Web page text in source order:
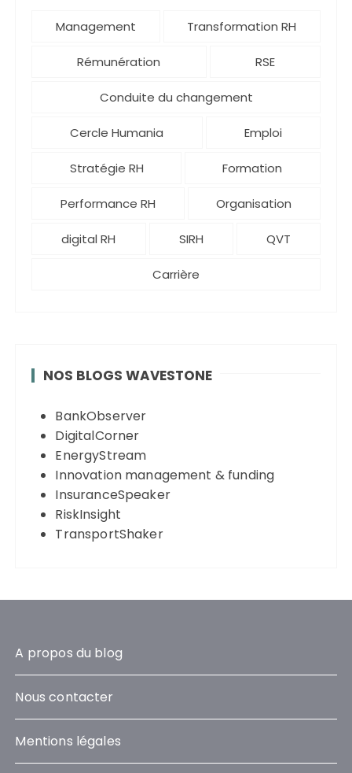
Management Transformation RH
Rémunération RSE
Conduite du changement
Cercle Humania Emploi
Stratégie RH Formation
Performance RH Organisation
digital RH SIRH QVT
Carrière
NOS BLOGS WAVESTONE
BankObserver
DigitalCorner
EnergyStream
Innovation management & funding
InsuranceSpeaker
RiskInsight
TransportShaker
A propos du blog
Nous contacter
Mentions légales